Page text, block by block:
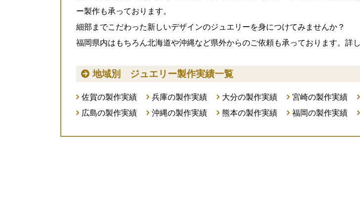
ー製作も承っております。
細部までこだわった新しいデザインのジュエリーを身につけてみませんか？
福岡県内はもちろん北海道や沖縄など県外からのご依頼も承っております。詳
地域別 ジュエリー製作実績一覧
佐賀の製作実績 兵庫の製作実績 大分の製作実績 宮崎の製作実績
広島の製作実績
沖縄の製作実績 熊本の製作実績 福岡の製作実績